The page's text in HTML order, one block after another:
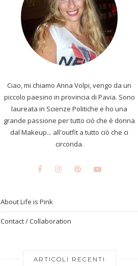
Ciao, mi chiamo Anna Volpi, vengo da un
piccolo paesino in provincia di Pavia. Sono
laureata in Scienze Politiche e ho una
grande passione per tutto ciò che è donna
dal Makeup... all'outfit a tutto ciò che ci
circonda.
About Life is Pink
Contact / Collaboration
ARTICOLI RECENTI